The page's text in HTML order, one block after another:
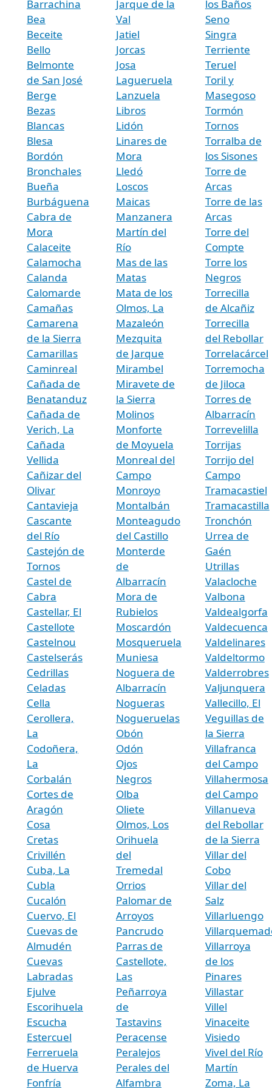
Barrachina
Bea
Beceite
Bello
Belmonte
de San José
Berge
Bezas
Blancas
Blesa
Bordón
Bronchales
Bueña
Burbáguena
Cabra de
Mora
Calaceite
Calamocha
Calanda
Calomarde
Camañas
Camarena
de la Sierra
Camarillas
Caminreal
Cañada de
Benatanduz
Cañada de
Verich, La
Cañada
Vellida
Cañizar del
Olivar
Cantavieja
Cascante
del Río
Castejón de
Tornos
Castel de
Cabra
Castellar, El
Castellote
Castelnou
Castelserás
Cedrillas
Celadas
Cella
Cerollera,
La
Codoñera,
La
Corbalán
Cortes de
Aragón
Cosa
Cretas
Crivillén
Cuba, La
Cubla
Cucalón
Cuervo, El
Cuevas de
Almudén
Cuevas
Labradas
Ejulve
Escorihuela
Escucha
Estercuel
Ferreruela
de Huerva
Fonfría
Jarque de la
Val
Jatiel
Jorcas
Josa
Lagueruela
Lanzuela
Libros
Lidón
Linares de
Mora
Lledó
Loscos
Maicas
Manzanera
Martín del
Río
Mas de las
Matas
Mata de los
Olmos, La
Mazaleón
Mezquita
de Jarque
Mirambel
Miravete de
la Sierra
Molinos
Monforte
de Moyuela
Monreal del
Campo
Monroyo
Montalbán
Monteagudo
del Castillo
Monterde
de
Albarracín
Mora de
Rubielos
Moscardón
Mosqueruela
Muniesa
Noguera de
Albarracín
Nogueras
Nogueruelas
Obón
Odón
Ojos
Negros
Olba
Oliete
Olmos, Los
Orihuela
del
Tremedal
Orrios
Palomar de
Arroyos
Pancrudo
Parras de
Castellote,
Las
Peñarroya
de
Tastavins
Peracense
Peralejos
Perales del
Alfambra
los Baños
Seno
Singra
Terriente
Teruel
Toril y
Masegoso
Tormón
Tornos
Torralba de
los Sisones
Torre de
Arcas
Torre de las
Arcas
Torre del
Compte
Torre los
Negros
Torrecilla
de Alcañiz
Torrecilla
del Rebollar
Torrelacárcel
Torremocha
de Jiloca
Torres de
Albarracín
Torrevelilla
Torrijas
Torrijo del
Campo
Tramacastiel
Tramacastilla
Tronchón
Urrea de
Gaén
Utrillas
Valacloche
Valbona
Valdealgorfa
Valdecuenca
Valdelinares
Valdeltormo
Valderrobres
Valjunquera
Vallecillo, El
Veguillas de
la Sierra
Villafranca
del Campo
Villahermosa
del Campo
Villanueva
del Rebollar
de la Sierra
Villar del
Cobo
Villar del
Salz
Villarluengo
Villarroya
de los
Pinares
Villastar
Villel
Vinaceite
Visiedo
Vivel del Río
Martín
Zoma, La